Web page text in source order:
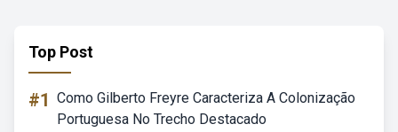
Top Post
#1 Como Gilberto Freyre Caracteriza A Colonização
Portuguesa No Trecho Destacado